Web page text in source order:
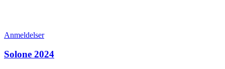
Anmeldelser
Solone 2024